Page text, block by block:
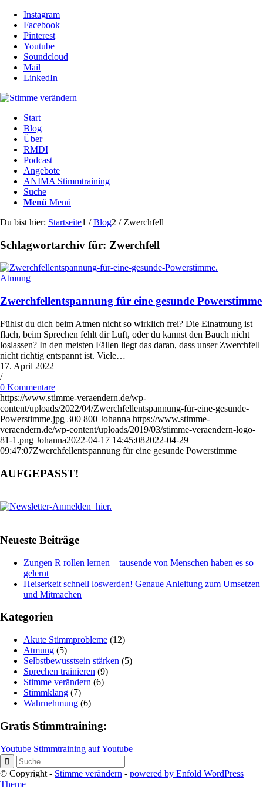
Instagram
Facebook
Pinterest
Youtube
Soundcloud
Mail
LinkedIn
Start
Blog
Über
RMDI
Podcast
Angebote
ANIMA Stimmtraining
Suche
Menü Menü
Du bist hier: Startseite1 / Blog2 / Zwerchfell
Schlagwortarchiv für: Zwerchfell
Atmung
Zwerchfellentspannung für eine gesunde Powerstimme
Fühlst du dich beim Atmen nicht so wirklich frei? Die Einatmung ist
flach, beim Sprechen fehlt dir Luft, oder du kannst den Bauch nicht
loslassen? In den meisten Fällen liegt das daran, dass unser Zwerchfell
nicht richtig entspannt ist. Viele…
17. April 2022
/
0 Kommentare
https://www.stimme-veraendern.de/wp-
content/uploads/2022/04/Zwerchfellentspannung-für-eine-gesunde-
Powerstimme.jpg 300 800 Johanna https://www.stimme-
veraendern.de/wp-content/uploads/2019/03/stimme-veraendern-logo-
81-1.png Johanna2022-04-17 14:45:082022-04-29
09:47:07Zwerchfellentspannung für eine gesunde Powerstimme
AUFGEPASST!
Neueste Beiträge
Zungen R rollen lernen – tausende von Menschen haben es so
gelernt
Heiserkeit schnell loswerden! Genaue Anleitung zum Umsetzen
und Mitmachen
Kategorien
Akute Stimmprobleme (12)
Atmung (5)
Selbstbewusstsein stärken (5)
Sprechen trainieren (9)
Stimme verändern (6)
Stimmklang (7)
Wahrnehmung (6)
Gratis Stimmtraining:
Youtube Stimmtraining auf Youtube
© Copyright - Stimme verändern - powered by Enfold WordPress
Theme